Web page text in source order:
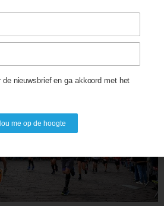
de nieuwsbrief en ga akkoord met het
me op de hoogte